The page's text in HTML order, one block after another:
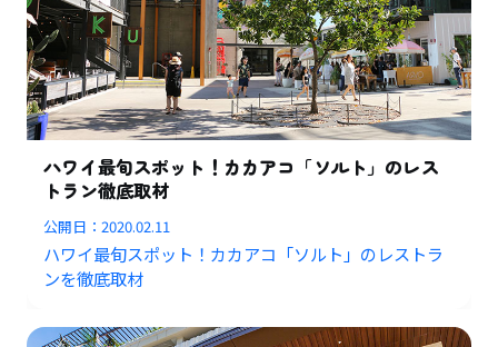
ハワイ最旬スポット！カカアコ「ソルト」のレス
トラン徹底取材
公開日：2020.02.11
ハワイ最旬スポット！カカアコ「ソルト」のレストラ
ンを徹底取材